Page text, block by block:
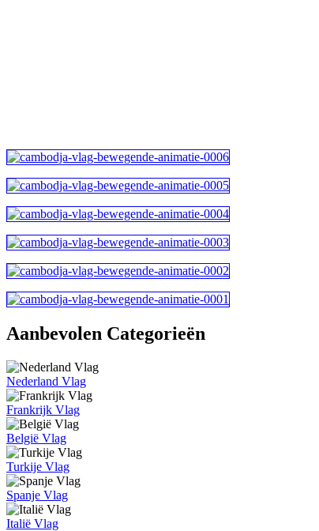
Aanbevolen Categorieën
Nederland Vlag
Frankrijk Vlag
België Vlag
Turkije Vlag
Spanje Vlag
Italië Vlag